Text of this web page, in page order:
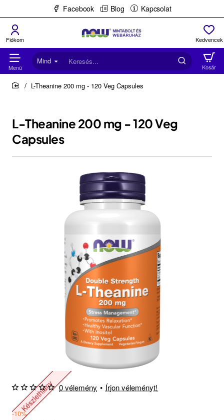
Facebook Blog Kapcsolat
Mind
Keresés...
L-Theanine 200 mg - 120 Veg Capsules
L-Theanine 200 mg - 120 Veg
Capsules
Készlethiány 0 vélemény • Írjon véleményt!
-10%